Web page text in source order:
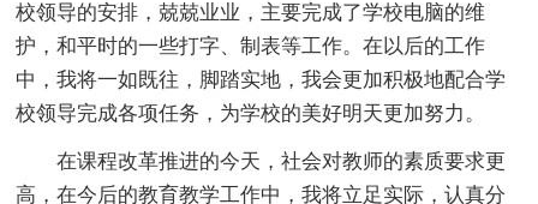
校领导的安排，兢兢业业，主要完成了学校电脑的维
护，和平时的一些打字、制表等工作。在以后的工作
中，我将一如既往，脚踏实地，我会更加积极地配合学
校领导完成各项任务，为学校的美好明天更加努力。
在课程改革推进的今天，社会对教师的素质要求更
高，在今后的教育教学工作中，我将立足实际，认真分